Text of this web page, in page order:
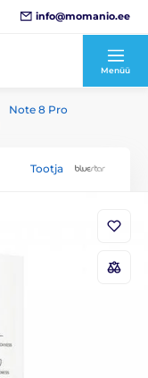
info@momanio.ee
Menüü
Note 8 Pro
Tootja